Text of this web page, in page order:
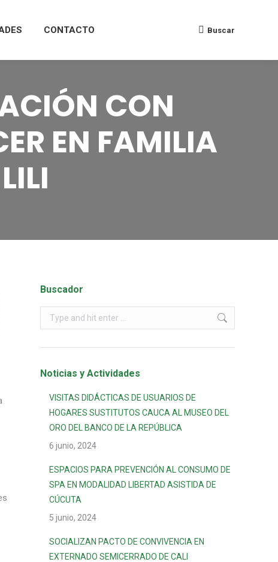
CONTACTO Buscar
CON
EN FAMILIA
Buscador
Noticias y Actividades
VISITAS DIDÁCTICAS DE USUARIOS DE
HOGARES SUSTITUTOS CAUCA AL MUSEO DEL
ORO DEL BANCO DE LA REPÚBLICA
6 junio, 2024
ESPACIOS PARA PREVENCIÓN AL CONSUMO DE
SPA EN MODALIDAD LIBERTAD ASISTIDA DE
CÚCUTA
5 junio, 2024
SOCIALIZAN PACTO DE CONVIVENCIA EN
EXTERNADO SEMICERRADO DE CALI